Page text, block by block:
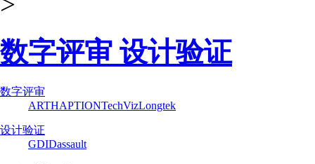
数字评审 设计验证
数字评审
ARTHAPTIONTechVizLongtek
设计验证
GDIDassault